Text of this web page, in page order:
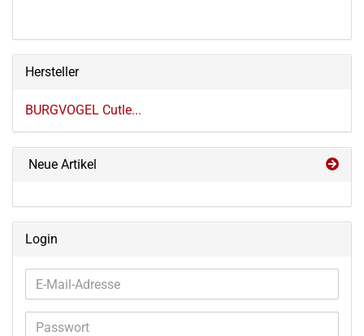
Hersteller
BURGVOGEL Cutle...
Neue Artikel
Login
E-
Mail-
Adresse
Passwort